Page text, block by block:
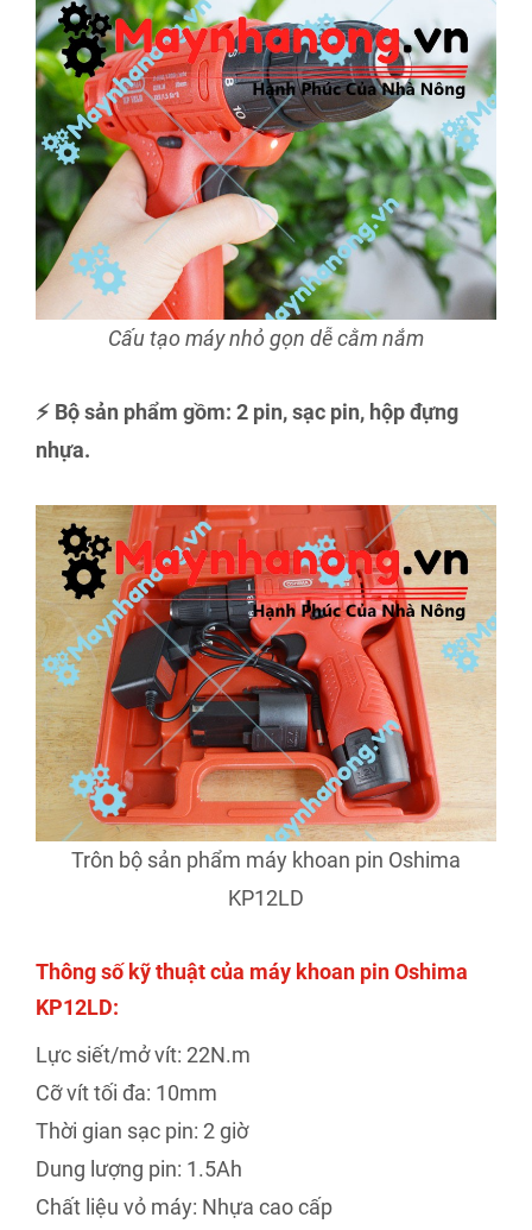
Cấu tạo máy nhỏ gọn dễ cằm nắm
⚡ Bộ sản phẩm gồm: 2 pin, sạc pin, hộp đựng
nhựa.
Trôn bộ sản phẩm máy khoan pin Oshima
KP12LD
Thông số kỹ thuật của máy khoan pin Oshima
KP12LD:
Lực siết/mở vít: 22N.m
Cỡ vít tối đa: 10mm
Thời gian sạc pin: 2 giờ
Dung lượng pin: 1.5Ah
Chất liệu vỏ máy: Nhựa cao cấp